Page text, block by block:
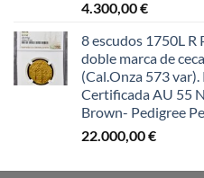
4.300,00€
8 escudos 1750L R
doble marca de
(Cal.Onza 573
Certificada AU 55
Brown- Pedigree
22.000,00€